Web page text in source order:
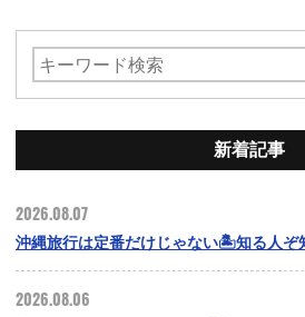
新着記事
2026.08.07
沖縄旅行は定番だけじゃない🏝️知る人
2026.08.06